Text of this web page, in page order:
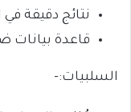
نتائج دقيقة
قاعدة بيانات
السلبيات:-